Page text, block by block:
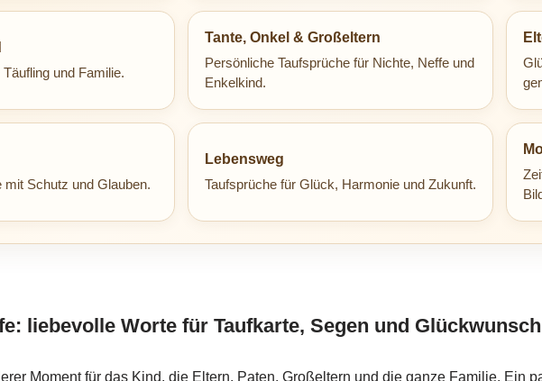
und Familie.
Tante, Onkel & Großeltern
Persönliche Taufsprüche für Nichte, Neffe und
Enkelkind.
Schutz und Glauben.
Lebensweg
Taufsprüche für Glück, Harmonie und Zukunft.
liebevolle Worte für Taufkarte, Segen und Glückwunsch
Moment für das Kind, die Eltern, Paten, Großeltern und die ganze Familie. Ein